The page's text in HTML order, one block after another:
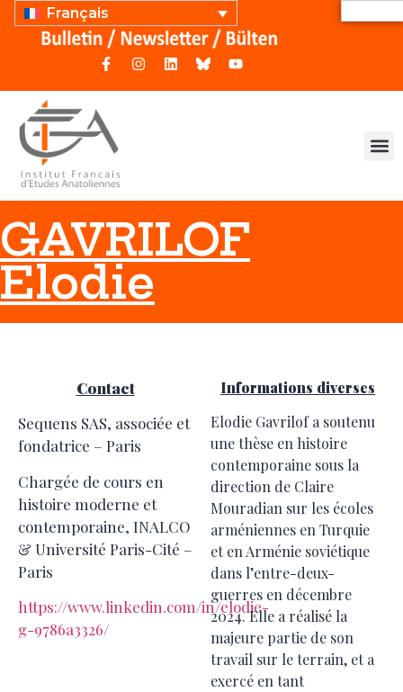
Français
GAVRILOF
Elodie
Contact
Sequens SAS, associée et
fondatrice – Paris
Chargée de cours en
histoire moderne et
contemporaine, INALCO
& Université Paris-Cité –
Paris
https://www.linkedin.com/in/elodie-
g-9786a3326/
Informations diverses
Elodie Gavrilof a soutenu
une thèse en histoire
contemporaine sous la
direction de Claire
Mouradian sur les écoles
arméniennes en Turquie
et en Arménie soviétique
dans l’entre-deux-
guerres en décembre
2024. Elle a réalisé la
majeure partie de son
travail sur le terrain, et a
exercé en tant